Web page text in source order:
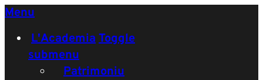
Menu
L'AcademiaToggle
submenu
Patrimoniu